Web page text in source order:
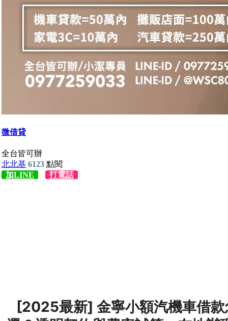
[2025最新] 金寧小額汽機車借款